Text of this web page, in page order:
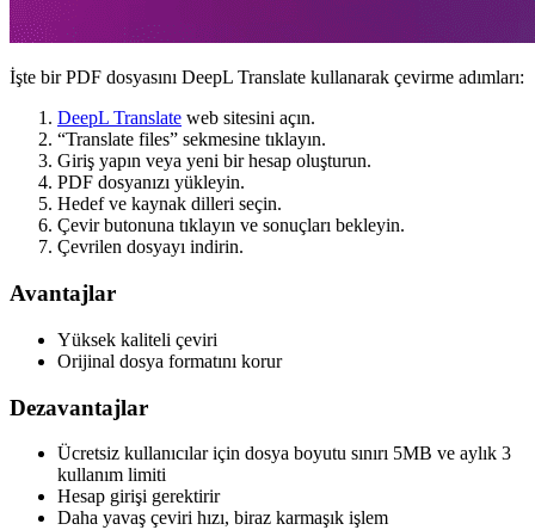
İşte bir PDF dosyasını DeepL Translate kullanarak çevirme adımları:
DeepL Translate web sitesini açın.
“Translate files” sekmesine tıklayın.
Giriş yapın veya yeni bir hesap oluşturun.
PDF dosyanızı yükleyin.
Hedef ve kaynak dilleri seçin.
Çevir butonuna tıklayın ve sonuçları bekleyin.
Çevrilen dosyayı indirin.
Avantajlar
Yüksek kaliteli çeviri
Orijinal dosya formatını korur
Dezavantajlar
Ücretsiz kullanıcılar için dosya boyutu sınırı 5MB ve aylık 3
kullanım limiti
Hesap girişi gerektirir
Daha yavaş çeviri hızı, biraz karmaşık işlem